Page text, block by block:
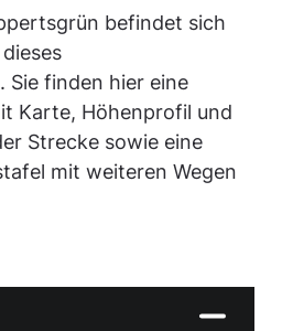
befindet sich
Sie finden hier eine
Karte, Höhenprofil und
Strecke sowie eine
mit weiteren Wegen